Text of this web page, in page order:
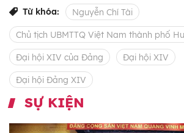
Từ khóa: Nguyễn Chí Tài
Chủ tịch UBMTTQ Việt Nam thành phố
Đại hội XIV của Đảng Đại hội XIV
Đại hội Đảng XIV
SỰ KIỆN